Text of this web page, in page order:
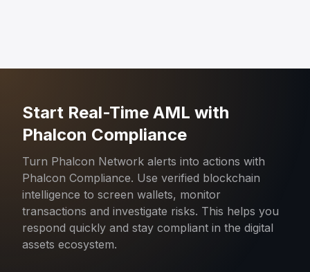
Start Real-Time AML with
Phalcon Compliance
Turn Phalcon Network alerts into actions with
Phalcon Compliance. Use verified blockchain
intelligence to screen wallets, monitor
transactions and investigate risks. This helps you
respond quickly and stay compliant in the digital
assets ecosystem.